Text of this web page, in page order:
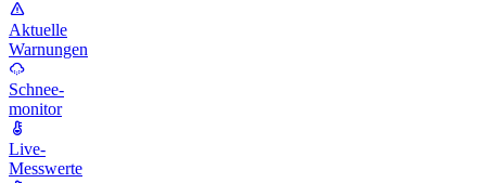
Aktuelle
Warnungen
Schnee-
monitor
Live-
Messwerte